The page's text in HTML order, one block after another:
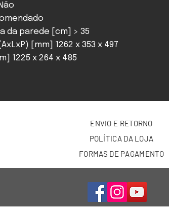
da parede [cm] > 35
[mm] 1262 x 353 x 497
1225 x 264 x 485
ENVIO E RETORNO
POLÍTICA DA LOJA
FORMAS DE PAGAMENTO